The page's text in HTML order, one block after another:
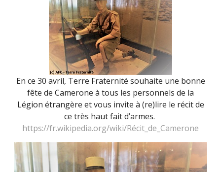
En ce 30 avril, Terre Fraternité souhaite une bonne
fête de Camerone à tous les personnels de la
Légion étrangère et vous invite à (re)lire le récit de
ce très haut fait d’armes.
https://fr.wikipedia.org/wiki/Récit_de_Camerone